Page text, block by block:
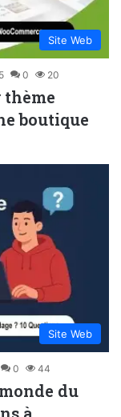
Site Web
0 20
boutique
Site Web
0 44
du